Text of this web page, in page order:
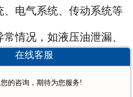
电气系统、传动系统等
情况，如液压油泄漏、
立即向操作人员发出警
原因信息，以便及时进
在线客服
的咨询，期待为您服务!